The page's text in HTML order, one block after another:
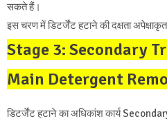
सकते हैं।
इस चरण में डिटर्जेंट हटाने की दक्षता
Stage 3: Secondary
Main Detergent
डिटर्जेंट हटाने का अधिकांश कार्य